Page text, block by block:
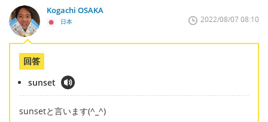
Kogachi OSAKA
日本 2022/08/07 08:10
回答
sunset
sunsetと言います(^_^)